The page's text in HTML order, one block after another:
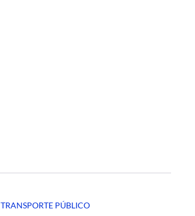
TRANSPORTE PÚBLICO